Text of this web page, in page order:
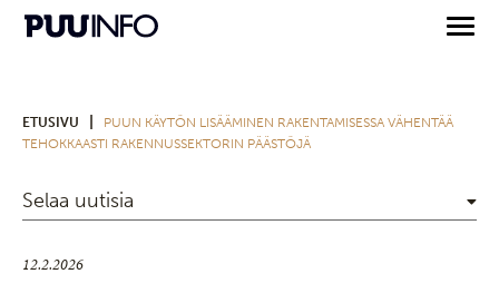
ETUSIVU
PUUN KÄYTÖN LISÄÄMINEN RAKENTAMISESSA VÄHENTÄÄ
TEHOKKAASTI RAKENNUSSEKTORIN PÄÄSTÖJÄ
Selaa uutisia
12.2.2026